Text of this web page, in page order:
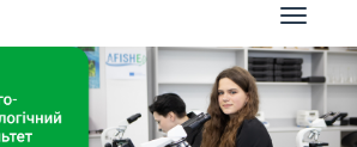
Toggle